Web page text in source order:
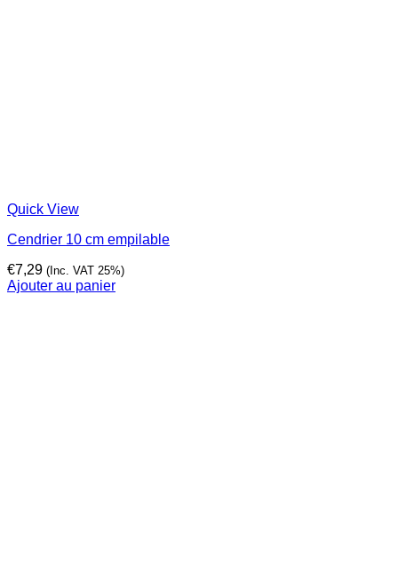
Quick View
Cendrier 10 cm empilable
€7,29 (Inc. VAT 25%)
Ajouter au panier